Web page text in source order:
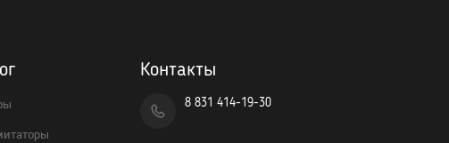
Контакты
8 831 414-19-30